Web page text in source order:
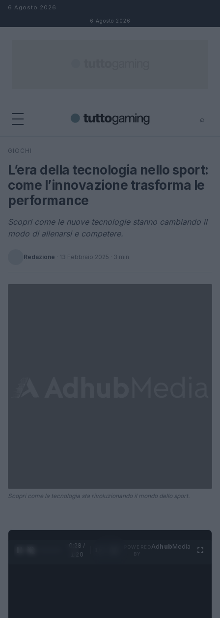
Salta al contenuto
6 Agosto 2026
6 Agosto 2026
⌕
Cerca
GIOCHI
L’era della tecnologia nello sport:
come l’innovazione trasforma le
performance
Scopri come le nuove tecnologie stanno cambiando il
modo di allenarsi e competere.
Redazione · 13 Febbraio 2025 · 3 min
Scopri come la tecnologia sta rivoluzionando il mondo dello sport.
0:29 /
1:20
AdhubMedia